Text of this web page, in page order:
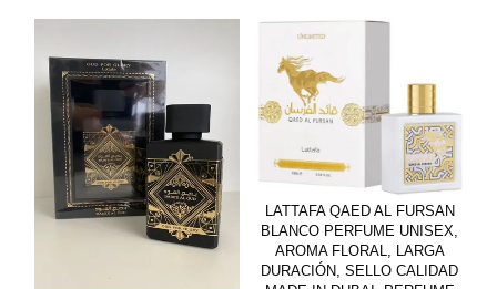
LATTAFA QAED AL FURSAN
BLANCO PERFUME UNISEX,
AROMA FLORAL, LARGA
DURACIÓN, SELLO CALIDAD